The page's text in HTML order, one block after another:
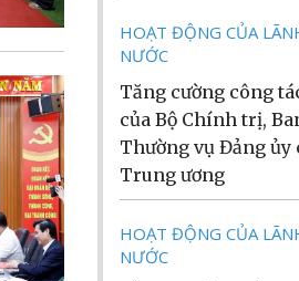
HOẠT ĐỘNG CỦA
NƯỚC
Tăng cường công
của Bộ Chính trị,
Thường vụ Đảng ủy
Trung ương
HOẠT ĐỘNG CỦA
NƯỚC